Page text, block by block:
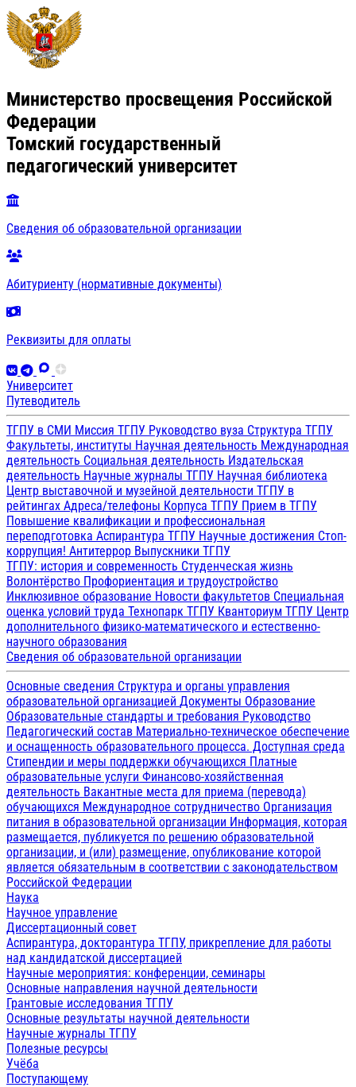
Министерство просвещения Российской
Федерации
Томский государственный
педагогический университет
Сведения об образовательной организации
Абитуриенту (нормативные документы)
Реквизиты для оплаты
Университет
Путеводитель
ТГПУ в СМИ Миссия ТГПУ Руководство вуза Структура ТГПУ
Факультеты, институты Научная деятельность Международная
деятельность Социальная деятельность Издательская
деятельность Научные журналы ТГПУ Научная библиотека
Центр выставочной и музейной деятельности ТГПУ в
рейтингах Адреса/телефоны Корпуса ТГПУ Прием в ТГПУ
Повышение квалификации и профессиональная
переподготовка Аспирантура ТГПУ Научные достижения Стоп-
коррупция! Антитеррор Выпускники ТГПУ
ТГПУ: история и современность Студенческая жизнь
Волонтёрство Профориентация и трудоустройство
Инклюзивное образование Новости факультетов Специальная
оценка условий труда Технопарк ТГПУ Кванториум ТГПУ Центр
дополнительного физико-математического и естественно-
научного образования
Сведения об образовательной организации
Основные сведения Структура и органы управления
образовательной организацией Документы Образование
Образовательные стандарты и требования Руководство
Педагогический состав Материально-техническое обеспечение
и оснащенность образовательного процесса. Доступная среда
Стипендии и меры поддержки обучающихся Платные
образовательные услуги Финансово-хозяйственная
деятельность Вакантные места для приема (перевода)
обучающихся Международное сотрудничество Организация
питания в образовательной организации Информация, которая
размещается, публикуется по решению образовательной
организации, и (или) размещение, опубликование которой
является обязательным в соответствии с законодательством
Российской Федерации
Наука
Научное управление
Диссертационный совет
Аспирантура, докторантура ТГПУ, прикрепление для работы
над кандидатской диссертацией
Научные мероприятия: конференции, семинары
Основные направления научной деятельности
Грантовые исследования ТГПУ
Основные результаты научной деятельности
Научные журналы ТГПУ
Полезные ресурсы
Учёба
Поступающему